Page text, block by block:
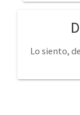
Lo siento,